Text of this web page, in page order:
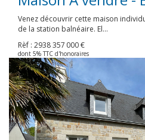
Venez découvrir cette maison
de la station balnéaire. El...
Rèf : 2938357 000 €
dont 5% TTC d'honoraires